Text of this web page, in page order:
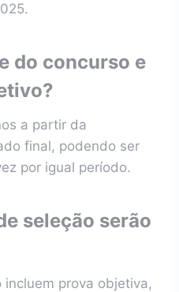
do concurso e
a partir da
final, podendo ser
por igual período.
seleção serão
prova objetiva,